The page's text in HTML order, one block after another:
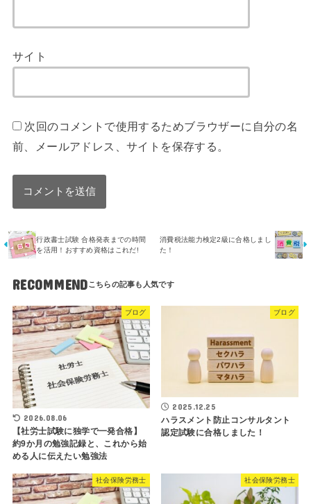
サイト
次回のコメントで使用するためブラウザーに自分の名
前、メールアドレス、サイトを保存する。
行政書士試験 合格発表までの時間
を活用！おすすめ資格はこれだ!
消費税法能力検定2級に合格しまし
た！
RECOMMEND
ブログ
2026.08.06
【社労士試験に独学で一発合格】
約9か月の勉強記録と、これから始
める人に伝えたい勉強法
ブログ
2025.12.25
ハラスメント防止コンサルタント
認定試験に合格しました！
社会保険労務士 社会保険労務士